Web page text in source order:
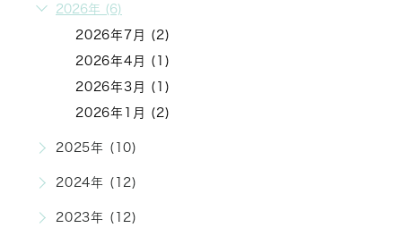
2026年 (6)
2026年7月 (2)
2026年4月 (1)
2026年3月 (1)
2026年1月 (2)
2025年 (10)
2024年 (12)
2023年 (12)